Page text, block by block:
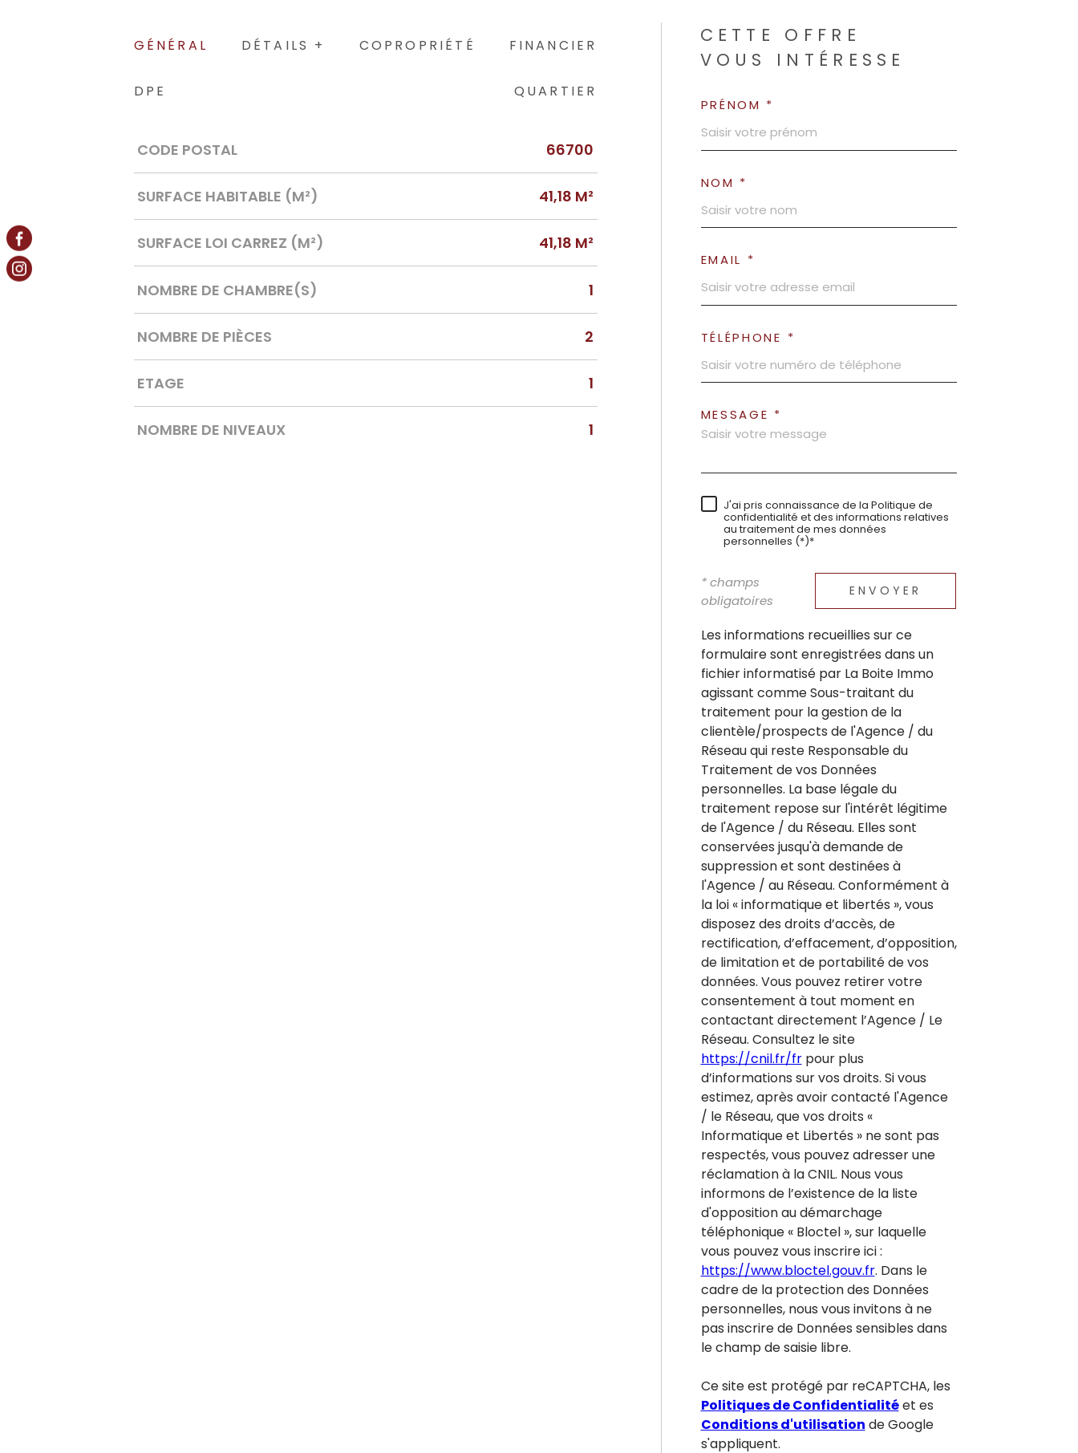
GÉNÉRAL DÉTAILS + COPROPRIÉTÉ FINANCIER
DPE QUARTIER
Caractérisque Valeurs
CODE POSTAL 66700
SURFACE HABITABLE (M²) 41,18 M²
SURFACE LOI CARREZ (M²) 41,18 M²
NOMBRE DE CHAMBRE(S) 1
NOMBRE DE PIÈCES 2
ETAGE 1
NOMBRE DE NIVEAUX 1
CETTE OFFRE
VOUS INTÉRESSE
PRÉNOM *
NOM *
EMAIL *
TÉLÉPHONE *
MESSAGE *
J'ai pris connaissance de la Politique de
confidentialité et des informations relatives
au traitement de mes données
personnelles (*)*
* champs
obligatoires
ENVOYER
Les informations recueillies sur ce
formulaire sont enregistrées dans un
fichier informatisé par La Boite Immo
agissant comme Sous-traitant du
traitement pour la gestion de la
clientèle/prospects de l'Agence / du
Réseau qui reste Responsable du
Traitement de vos Données
personnelles. La base légale du
traitement repose sur l'intérêt légitime
de l'Agence / du Réseau. Elles sont
conservées jusqu'à demande de
suppression et sont destinées à
l'Agence / au Réseau. Conformément à
la loi « informatique et libertés », vous
disposez des droits d’accès, de
rectification, d’effacement, d’opposition,
de limitation et de portabilité de vos
données. Vous pouvez retirer votre
consentement à tout moment en
contactant directement l’Agence / Le
Réseau. Consultez le site
https://cnil.fr/frpour plus
d’informations sur vos droits. Si vous
estimez, après avoir contacté l'Agence
/ le Réseau, que vos droits «
Informatique et Libertés » ne sont pas
respectés, vous pouvez adresser une
réclamation à la CNIL. Nous vous
informons de l’existence de la liste
d'opposition au démarchage
téléphonique « Bloctel », sur laquelle
vous pouvez vous inscrire ici :
https://www.bloctel.gouv.fr. Dans le
cadre de la protection des Données
personnelles, nous vous invitons à ne
pas inscrire de Données sensibles dans
le champ de saisie libre.
Ce site est protégé par reCAPTCHA, les
Politiques de Confidentialitéet es
Conditions d'utilisation de Google
s'appliquent.